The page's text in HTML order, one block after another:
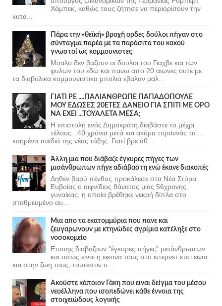
Χάμπεκ, καθώς τους ζήτησε να περιορίσουν την
κατα...
Πάρα την «θεϊκή» βροχή ορδες δούλοι πήγαν στο
σύνταγμα παρέα με τα παράσιτα του κακού
γνωστοί ως κομμουνιστες
Μυαλο δεν βαζουν οι δουλοι του Γιαχβε και των
φυλων του εδω και πανω απο 20 αιωνες ουτε με
τα διαβολικα κομμουνιστικα μπολια εβαλαν μαλ...
ΓΙΑΤΙ ΡΕ ....ΠΑΛΙΑΝΘΡΩΠΕ ΠΑΠΑΔΟΠΟΥΛΕ
ΜΟΥ ΕΔΩΣΕΣ 20ΕΤΕΣ ΔΑΝΕΙΟ ΓΙΑ ΣΠΙΤΙ ΜΕ ΟΡΟ
ΝΑ ΕΧΕΙ ...ΤΟΥΑΛΕΤΑ ΜΕΣΑ;
Η επιστολή ενός Δημοκράτη,διαβάστε το μέχρι
τέλους...40 χρόνια μετά και ακόμα τυραννάς τα ....
καημένα παιδιά της νέας τάξης. Γιατί βρε άθ...
Άλλη μια που διάβαζε έγκυρες πήγες των
μισάνθρωπων πήγε αδιάβαστη ενώ έκανε διακοπές
Δηθεν βαρύ πένθος προκάλεσε στα Νέα Στύρα
Ευβοίας ο αιφνίδιος θάνατος μιας 56χρονης
γυναίκας, η οποία βρέθηκε νεκρή δίπλα στο
σταθμευμένο αυ...
Μια απο τα εκατομμύρια που πανε και
ζευγαρωνουν με κτηνώδες αγρίμια κατέληξε στο
νοσοκομείο
Επισης διαβαζουν "έγκυρες πήγες" μισάνθρωπων
και οπως ειναι η εικονα τους στο ιντερνετ ετσι ειναι
και στην ζωη τους, τουτεστιν ο...
Ακούστε κάποιον Γάκη που ειναι δείγμα του μέσου
νεοέλληνα που ισοπεδώνει κάθε έννοια της
στοιχειώδους λογικής